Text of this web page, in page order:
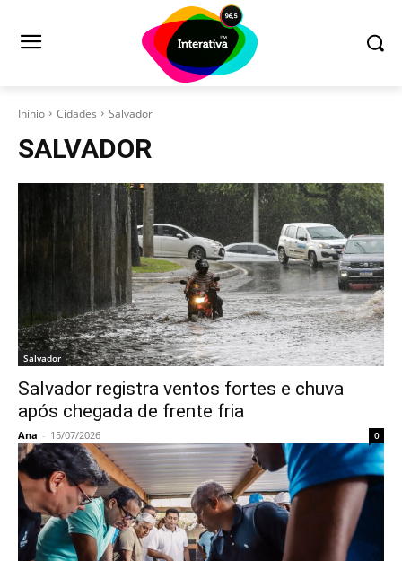
Inínio Cidades Salvador
SALVADOR
Salvador
Salvador registra ventos fortes e chuva
após chegada de frente fria
Ana - 15/07/2026 0